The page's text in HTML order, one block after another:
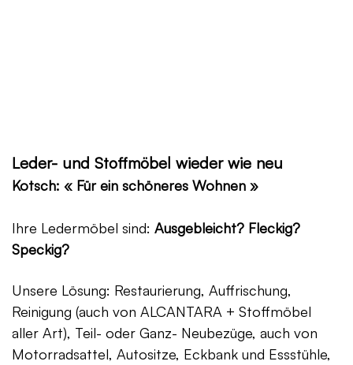
Leder- und Stoffmöbel wieder wie neu
Kotsch: « Für ein schöneres Wohnen »
Ihre Ledermöbel sind: Ausgebleicht? Fleckig?
Speckig?
Unsere Lösung: Restaurierung, Auffrischung,
Reinigung (auch von ALCANTARA + Stoffmöbel
aller Art), Teil- oder Ganz- Neubezüge, auch von
Motorradsattel, Autositze, Eckbank und Essstühle,